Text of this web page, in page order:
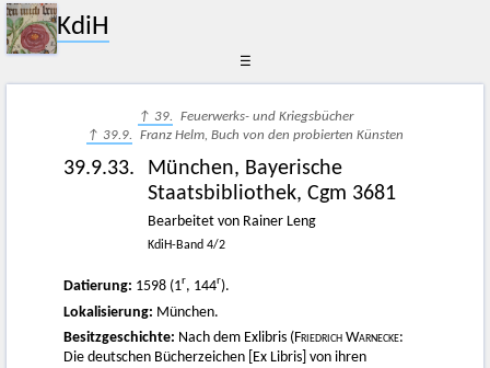
KdiH
☰
↑ 39. Feuerwerks- und Kriegsbücher
↑ 39.9. Franz Helm, Buch von den probierten Künsten
39.9.33.
München, Bayerische
Staatsbibliothek, Cgm 3681
Bearbeitet von Rainer Leng
KdiH-Band 4/2
Datierung: 1598 (1r, 144r).
Lokalisierung: München.
Besitzgeschichte: Nach dem Exlibris (Friedrich Warnecke:
Die deutschen Bücherzeichen [Ex Libris] von ihren